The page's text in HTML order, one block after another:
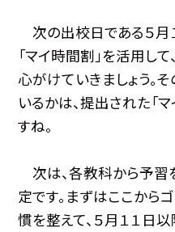
次の出校日である５月１
「マイ時間割」を活用し
心がけていきましょう。
いるかは、提出された「
すね。
次は、各教科から予
定です。まずはここから
慣を整えて、５月１１日